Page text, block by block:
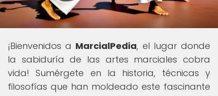
¡Bienvenidos a MarcialPedia, el lugar donde
la sabiduría de las artes marciales cobra
vida! Sumérgete en la historia, técnicas y
filosofías que han moldeado este fascinante